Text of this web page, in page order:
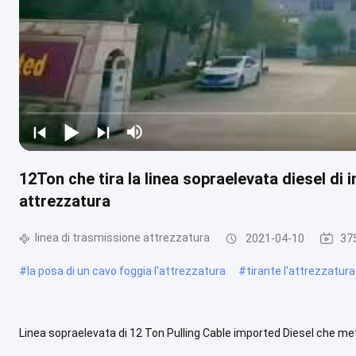
12Ton che tira la linea sopraelevata diesel di
attrezzatura
linea di trasmissione attrezzatura 2021-04-10
#la posa di un cavo foggia l'attrezzatura #tirante l'attrezzatura
Linea sopraelevata di 12 Ton Pulling Cable imported Diesel che